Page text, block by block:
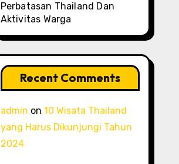
Perbatasan Thailand Dan
Aktivitas Warga
Recent Comments
admin on 10 Wisata Thailand
yang Harus Dikunjungi Tahun
2024